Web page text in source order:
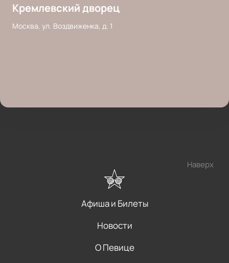
Кремлевский дворец
Москва, ул. Воздвиженка, д. 1
Наверх
Афиша и Билеты
Новости
О Певице